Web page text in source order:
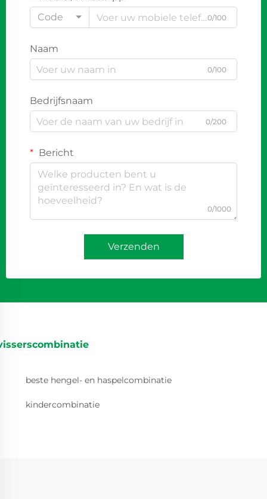
Code
0/100
Naam
0/100
Bedrijfsnaam
0/200
Bericht
0/1000
Verzenden
beste hengel- en haspelcombinatie
kindercombinatie